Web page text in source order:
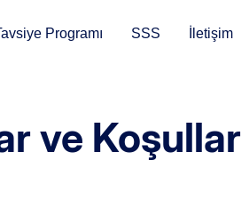
Programı SSS İletişim
ve Koşullar